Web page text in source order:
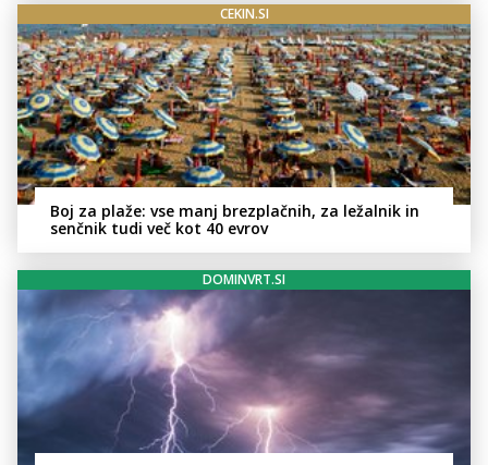
CEKIN.SI
Boj za plaže: vse manj brezplačnih, za ležalnik in
senčnik tudi več kot 40 evrov
DOMINVRT.SI